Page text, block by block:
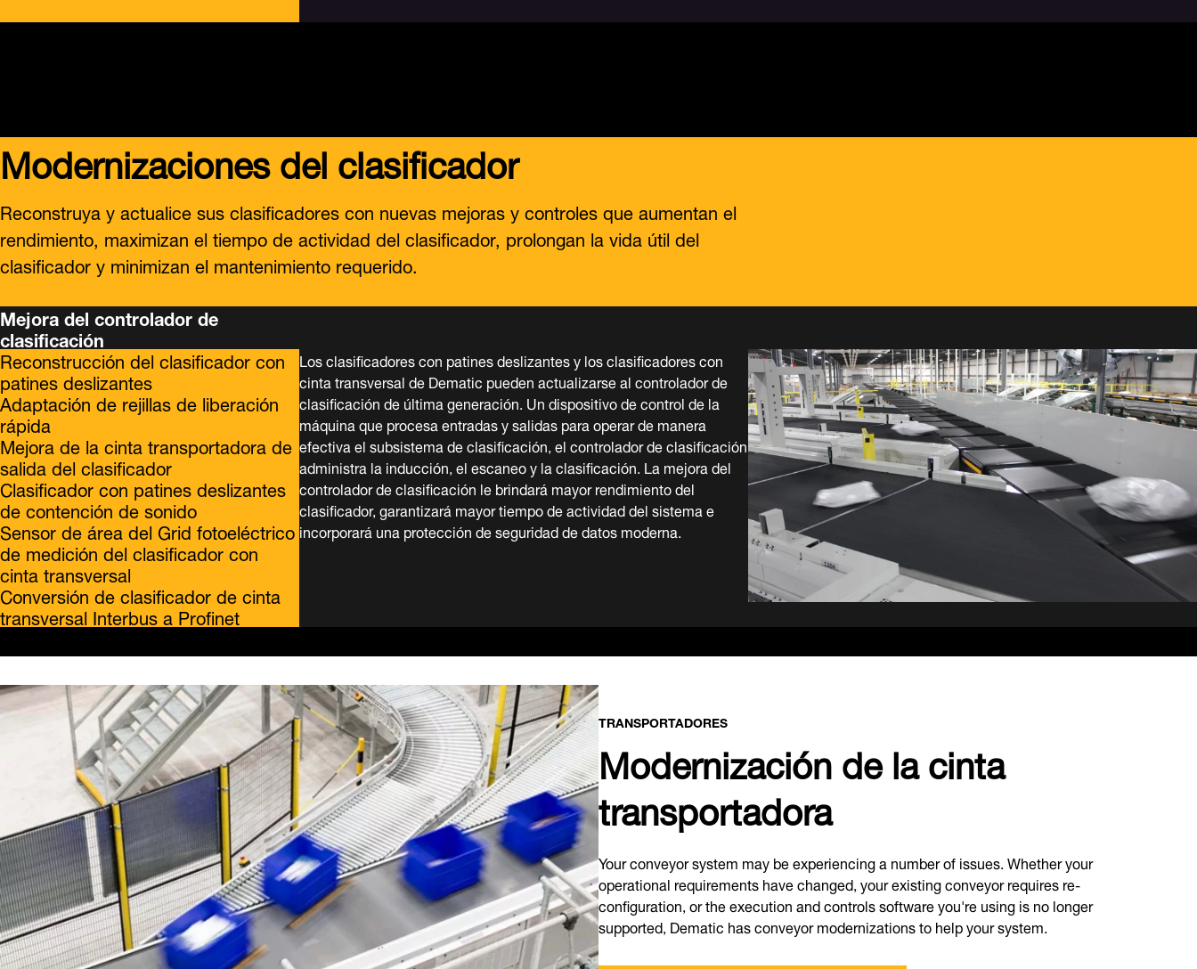
Modernizaciones del clasificador
Reconstruya y actualice sus clasificadores con nuevas mejoras y controles que aumentan el
rendimiento, maximizan el tiempo de actividad del clasificador, prolongan la vida útil del
clasificador y minimizan el mantenimiento requerido.
Mejora del controlador de
clasificación
Reconstrucción del clasificador con
patines deslizantes
Adaptación de rejillas de liberación
rápida
Mejora de la cinta transportadora de
salida del clasificador
Clasificador con patines deslizantes
de contención de sonido
Sensor de área del Grid fotoeléctrico
de medición del clasificador con
cinta transversal
Conversión de clasificador de cinta
transversal Interbus a Profinet
Los clasificadores con patines deslizantes y los clasificadores con
cinta transversal de Dematic pueden actualizarse al controlador de
clasificación de última generación. Un dispositivo de control de la
máquina que procesa entradas y salidas para operar de manera
efectiva el subsistema de clasificación, el controlador de clasificación
administra la inducción, el escaneo y la clasificación. La mejora del
controlador de clasificación le brindará mayor rendimiento del
clasificador, garantizará mayor tiempo de actividad del sistema e
incorporará una protección de seguridad de datos moderna.
TRANSPORTADORES
Modernización de la cinta
transportadora
Your conveyor system may be experiencing a number of issues. Whether your
operational requirements have changed, your existing conveyor requires re-
configuration, or the execution and controls software you're using is no longer
supported, Dematic has conveyor modernizations to help your system.